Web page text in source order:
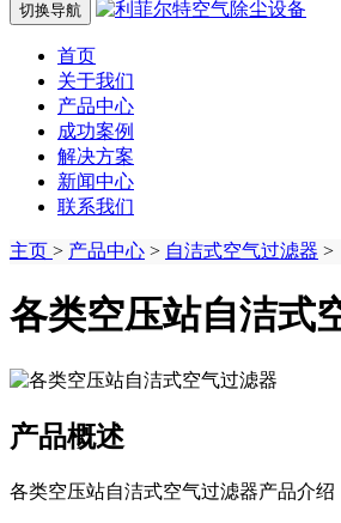
切换导航
首页
关于我们
产品中心
成功案例
解决方案
新闻中心
联系我们
主页 > 产品中心 > 自洁式空气过滤器 >
各类空压站自洁式
产品概述
各类空压站自洁式空气过滤器产品介